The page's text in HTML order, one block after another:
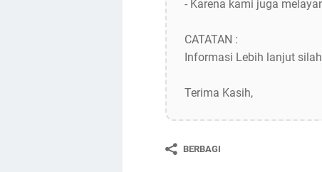
- Karena kami juga
CATATAN :
Informasi Lebih lanjut
Terima Kasih,
BERBAGI